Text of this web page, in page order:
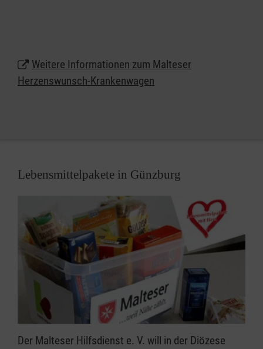
Für den Herzenswunsch-Krankenwagen sind alle
Beteiligten ehrenamtlich unterwegs. Sie stellen ihre
Freizeit zur Verfügung, um Menschen ihre letzten
Weitere Informationen zum Malteser
Herzenswunsch-Krankenwagen
Lebensmittelpakete in Günzburg
Der Malteser Hilfsdienst e. V. will in der Diözese